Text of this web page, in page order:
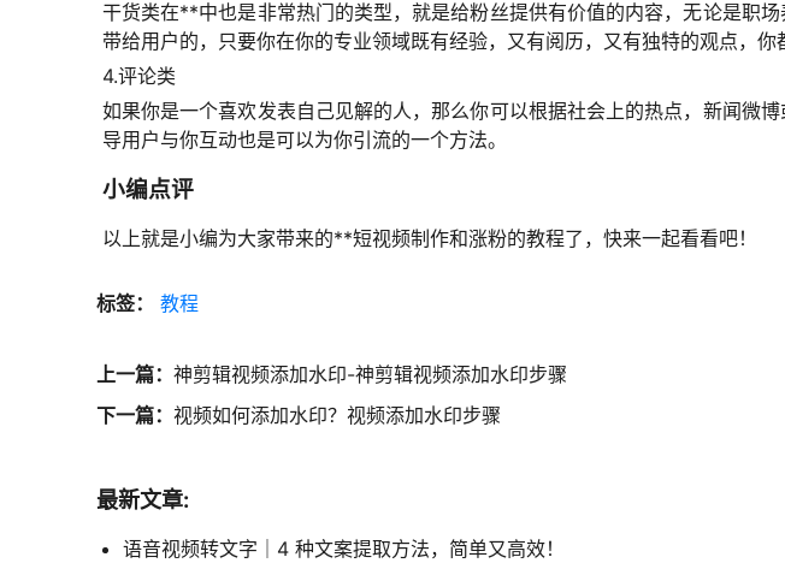
干货类在**中也是非常热门的类型，就是给粉丝提供有价值的内容，无论是职
带给用户的，只要你在你的专业领域既有经验，又有阅历，又有独特的观点，你
4.评论类
如果你是一个喜欢发表自己见解的人，那么你可以根据社会上的热点，新闻微
导用户与你互动也是可以为你引流的一个方法。
小编点评
以上就是小编为大家带来的**短视频制作和涨粉的教程了，快来一起看看吧！
标签： 教程
上一篇： 神剪辑视频添加水印-神剪辑视频添加水印步骤
下一篇： 视频如何添加水印？视频添加水印步骤
最新文章:
语音视频转文字｜4 种文案提取方法，简单又高效！